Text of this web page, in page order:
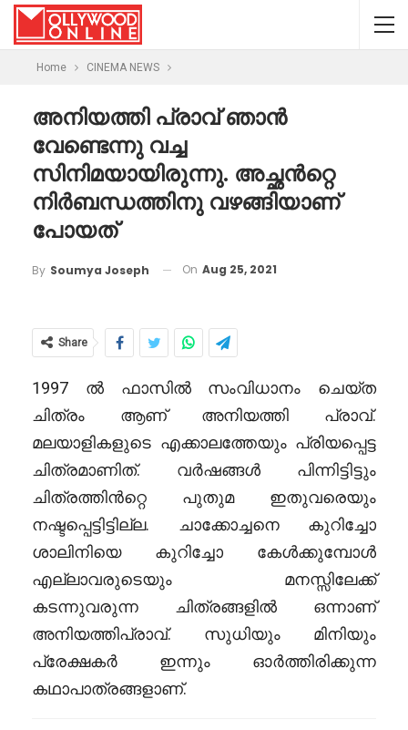
Home CINEMA NEWS
അനിയത്തി പ്രാവ് ഞാൻ
വേണ്ടെന്നു വച്ച
സിനിമയായിരുന്നു. അച്ഛൻറ്റെ
നിർബന്ധത്തിനു വഴങ്ങിയാണ്
പോയത്
By Soumya Joseph On Aug 25, 2021
Share
1997 ൽ ഫാസിൽ സംവിധാനം ചെയ്ത
ചിത്രം ആണ് അനിയത്തി പ്രാവ്.
മലയാളികളുടെ എക്കാലത്തേയും പ്രിയപ്പെട്ട
ചിത്രമാണിത്. വർഷങ്ങൾ പിന്നിട്ടിട്ടും
ചിത്രത്തിൻറ്റെ പുതുമ ഇതുവരെയും
നഷ്ടപ്പെട്ടിട്ടില്ല. ചാക്കോച്ചനെ കുറിച്ചോ
ശാലിനിയെ കുറിച്ചോ കേൾക്കുമ്പോൾ
എല്ലാവരുടെയും മനസ്സിലേക്ക്
കടന്നുവരുന്ന ചിത്രങ്ങളിൽ ഒന്നാണ്
അനിയത്തിപ്രാവ്. സുധിയും മിനിയും
പ്രേക്ഷകർ ഇന്നും ഓർത്തിരിക്കുന്ന
കഥാപാത്രങ്ങളാണ്.